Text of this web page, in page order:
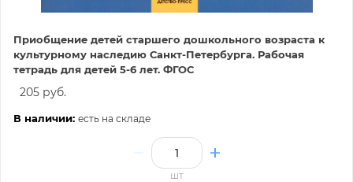
Приобщение детей старшего дошкольного возраста к
культурному наследию Санкт-Петербурга. Рабочая
тетрадь для детей 5-6 лет. ФГОС
205 руб.
В наличии: есть на складе
шт